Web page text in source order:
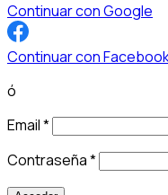
Continuar con Google
Continuar con
ó
Email*
Contraseña*